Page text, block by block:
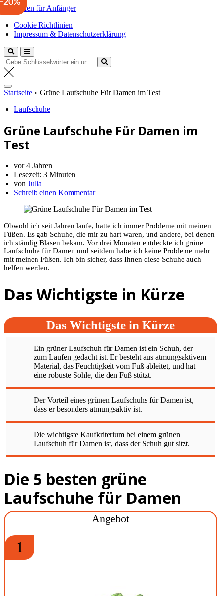
Zum
Inhalt
springen
Laufen für Anfänger
Anfängertipps und Tricks
Cookie Richtlinien
Impressum & Datenschutzerklärung
Suche
nach:
Startseite » Grüne Laufschuhe Für Damen im Test
Laufschuhe
Grüne Laufschuhe Für Damen im
Test
vor 4 Jahren
Lesezeit: 3 Minuten
von Julia
Schreib einen Kommentar
Obwohl ich seit Jahren laufe, hatte ich immer Probleme mit meinen
Füßen. Es gab Schuhe, die mir zu hart waren, und andere, bei denen
ich ständig Blasen bekam. Vor drei Monaten entdeckte ich grüne
Laufschuhe für Damen und seitdem habe ich keine Probleme mehr
mit meinen Füßen. Ich bin sicher, dass Ihnen diese Schuhe auch
helfen werden.
Das Wichtigste in Kürze
Das Wichtigste in Kürze
Ein grüner Laufschuh für Damen ist ein Schuh, der
zum Laufen gedacht ist. Er besteht aus atmungsaktivem
Material, das Feuchtigkeit vom Fuß ableitet, und hat
eine robuste Sohle, die den Fuß stützt.
Der Vorteil eines grünen Laufschuhs für Damen ist,
dass er besonders atmungsaktiv ist.
Die wichtigste Kaufkriterium bei einem grünen
Laufschuh für Damen ist, dass der Schuh gut sitzt.
Die 5 besten grüne
Laufschuhe für Damen
Angebot
1